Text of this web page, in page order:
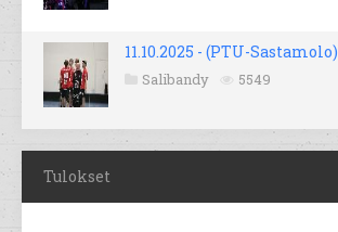
11.10.2025 - (PTU-Sastamolo)
Salibandy 5549
Tulokset